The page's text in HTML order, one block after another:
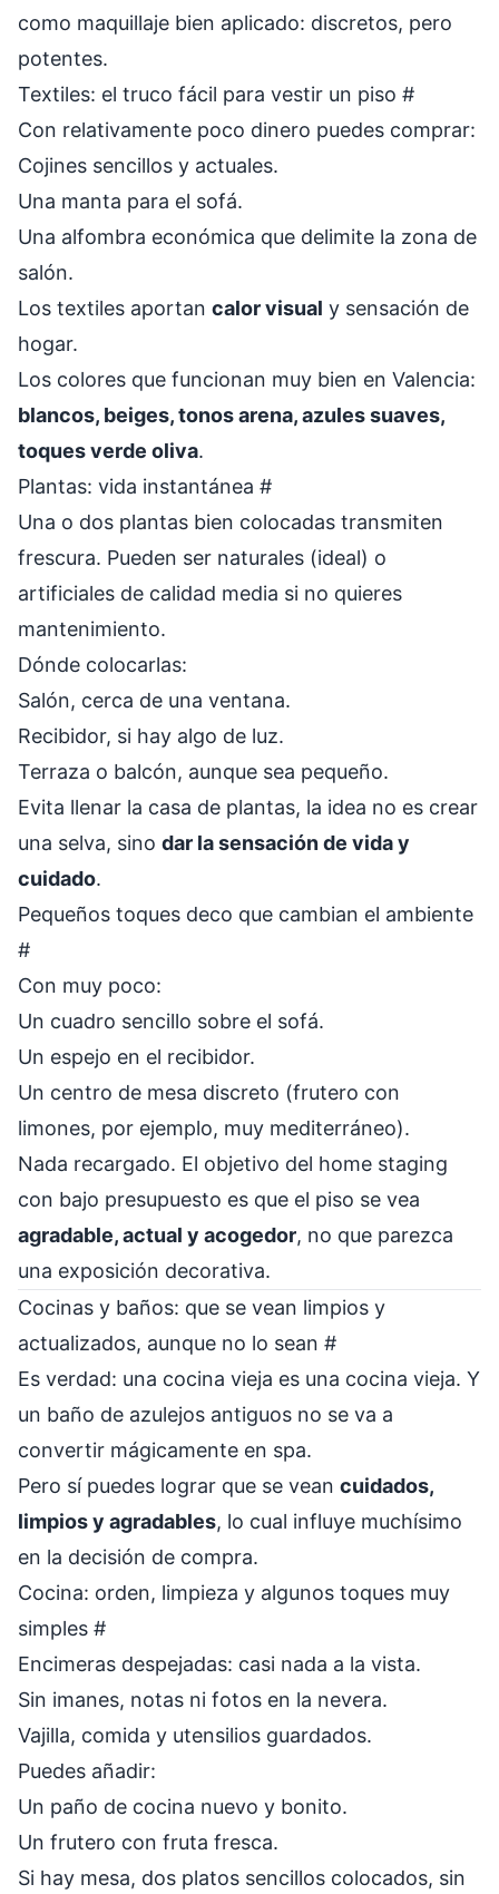
como maquillaje bien aplicado: discretos, pero
potentes.
Textiles: el truco fácil para vestir un piso #
Con relativamente poco dinero puedes comprar:
Cojines sencillos y actuales.
Una manta para el sofá.
Una alfombra económica que delimite la zona de
salón.
Los textiles aportan calor visual y sensación de
hogar.
Los colores que funcionan muy bien en Valencia:
blancos, beiges, tonos arena, azules suaves,
toques verde oliva.
Plantas: vida instantánea #
Una o dos plantas bien colocadas transmiten
frescura. Pueden ser naturales (ideal) o
artificiales de calidad media si no quieres
mantenimiento.
Dónde colocarlas:
Salón, cerca de una ventana.
Recibidor, si hay algo de luz.
Terraza o balcón, aunque sea pequeño.
Evita llenar la casa de plantas, la idea no es crear
una selva, sino dar la sensación de vida y
cuidado.
Pequeños toques deco que cambian el ambiente
#
Con muy poco:
Un cuadro sencillo sobre el sofá.
Un espejo en el recibidor.
Un centro de mesa discreto (frutero con
limones, por ejemplo, muy mediterráneo).
Nada recargado. El objetivo del home staging
con bajo presupuesto es que el piso se vea
agradable, actual y acogedor, no que parezca
una exposición decorativa.
Cocinas y baños: que se vean limpios y
actualizados, aunque no lo sean #
Es verdad: una cocina vieja es una cocina vieja. Y
un baño de azulejos antiguos no se va a
convertir mágicamente en spa.
Pero sí puedes lograr que se vean cuidados,
limpios y agradables, lo cual influye muchísimo
en la decisión de compra.
Cocina: orden, limpieza y algunos toques muy
simples #
Encimeras despejadas: casi nada a la vista.
Sin imanes, notas ni fotos en la nevera.
Vajilla, comida y utensilios guardados.
Puedes añadir:
Un paño de cocina nuevo y bonito.
Un frutero con fruta fresca.
Si hay mesa, dos platos sencillos colocados, sin